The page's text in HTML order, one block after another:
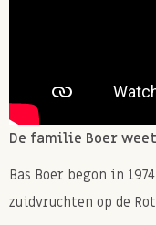
De familie Boer
Bas Boer begon in
zuidvruchten op de